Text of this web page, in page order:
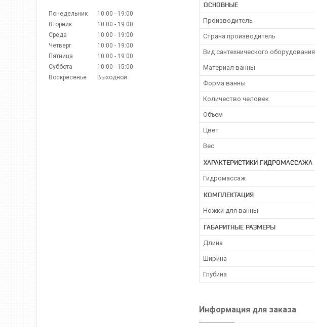
ОСНОВНЫЕ
Производитель
Страна производитель
Вид сантехнического оборудования
Материал ванны
Форма ванны
Количество человек
Объем
Цвет
Вес
ХАРАКТЕРИСТИКИ ГИДРОМАССАЖА
Гидромассаж
КОМПЛЕКТАЦИЯ
Ножки для ванны
ГАБАРИТНЫЕ РАЗМЕРЫ
Длина
Ширина
Глубина
Информация для заказа
Понедельник 10:00
19:00
Вторник
10:00
19:00
Среда
10:00
19:00
Четверг
10:00
19:00
Пятница
10:00
19:00
Суббота
10:00
15:00
Воскресенье
Выходной